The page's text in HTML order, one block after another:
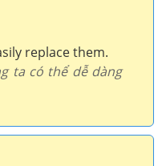
replace them.
ta có thể dễ dàng